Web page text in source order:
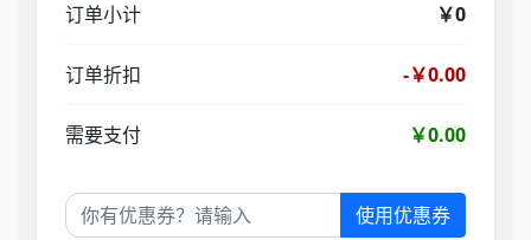
订单小计 ￥0
订单折扣 -￥0.00
需要支付 ￥0.00
使用优惠券